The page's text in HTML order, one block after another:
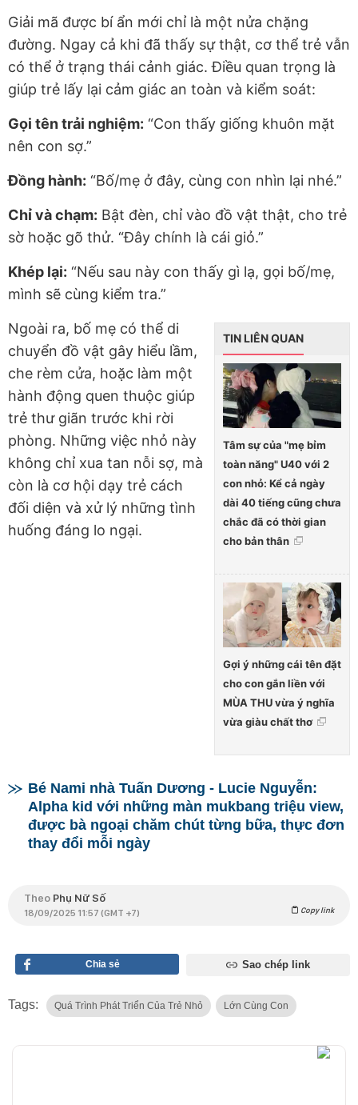
Giải mã được bí ẩn mới chỉ là một nửa chặng
đường. Ngay cả khi đã thấy sự thật, cơ thể trẻ vẫn
có thể ở trạng thái cảnh giác. Điều quan trọng là
giúp trẻ lấy lại cảm giác an toàn và kiểm soát:
Gọi tên trải nghiệm: “Con thấy giống khuôn mặt
nên con sợ.”
Đồng hành: “Bố/mẹ ở đây, cùng con nhìn lại nhé.”
Chỉ và chạm: Bật đèn, chỉ vào đồ vật thật, cho trẻ
sờ hoặc gõ thử. “Đây chính là cái giỏ.”
Khép lại: “Nếu sau này con thấy gì lạ, gọi bố/mẹ,
mình sẽ cùng kiểm tra.”
TIN LIÊN QUAN
Tâm sự của "mẹ bỉm
toàn năng" U40 với 2
con nhỏ: Kể cả ngày
dài 40 tiếng cũng chưa
chắc đã có thời gian
cho bản thân
Gợi ý những cái tên đặt
cho con gắn liền với
MÙA THU vừa ý nghĩa
vừa giàu chất thơ
Ngoài ra, bố mẹ có thể di
chuyển đồ vật gây hiểu lầm,
che rèm cửa, hoặc làm một
hành động quen thuộc giúp
trẻ thư giãn trước khi rời
phòng. Những việc nhỏ này
không chỉ xua tan nỗi sợ, mà
còn là cơ hội dạy trẻ cách
đối diện và xử lý những tình
huống đáng lo ngại.
Bé Nami nhà Tuấn Dương - Lucie Nguyễn:
Alpha kid với những màn mukbang triệu view,
được bà ngoại chăm chút từng bữa, thực đơn
thay đổi mỗi ngày
Theo Phụ Nữ Số
18/09/2025 11:57 (GMT +7) Copy link
Chia sẻ Sao chép link
Tags: Quá Trình Phát Triển Của Trẻ Nhỏ Lớn Cùng Con